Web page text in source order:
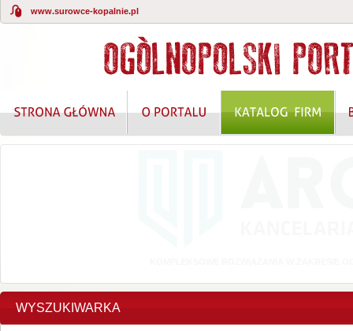
www.surowce-kopalnie.pl
WYSZUKIWARKA